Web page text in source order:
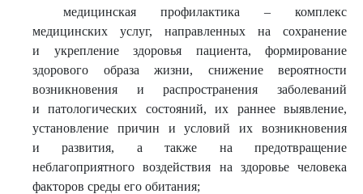
медицинская профилактика – комплекс
медицинских услуг, направленных на сохранение
и укрепление здоровья пациента, формирование
здорового образа жизни, снижение вероятности
возникновения и распространения заболеваний
и патологических состояний, их раннее выявление,
установление причин и условий их возникновения
и развития, а также на предотвращение
неблагоприятного воздействия на здоровье человека
факторов среды его обитания;